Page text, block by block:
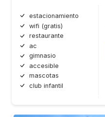
estacionamiento
wifi (gratis)
restaurante
ac
gimnasio
accesible
mascotas
club infantil